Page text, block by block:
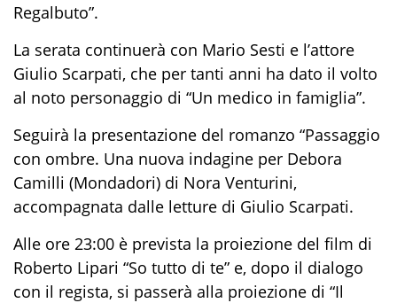
Regalbuto”.
La serata continuerà con Mario Sesti e l’attore
Giulio Scarpati, che per tanti anni ha dato il volto
al noto personaggio di “Un medico in famiglia”.
Seguirà la presentazione del romanzo “Passaggio
con ombre. Una nuova indagine per Debora
Camilli (Mondadori) di Nora Venturini,
accompagnata dalle letture di Giulio Scarpati.
Alle ore 23:00 è prevista la proiezione del film di
Roberto Lipari “So tutto di te” e, dopo il dialogo
con il regista, si passerà alla proiezione di “Il